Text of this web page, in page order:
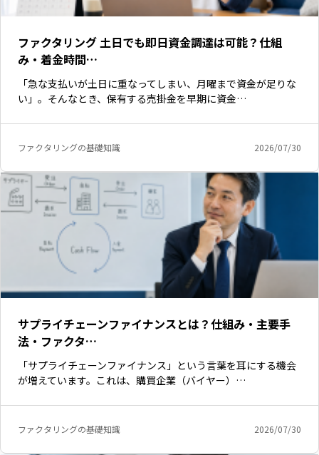
ファクタリング 土日でも即日資金調達は可能？仕組
み・着金時間…
「急な支払いが土日に重なってしまい、月曜まで資金が足りな
い」。そんなとき、保有する売掛金を早期に資金…
ファクタリングの基礎知識 2026/07/30
サプライチェーンファイナンスとは？仕組み・主要手
法・ファクタ…
「サプライチェーンファイナンス」という言葉を耳にする機会
が増えています。これは、購買企業（バイヤー）…
ファクタリングの基礎知識 2026/07/30